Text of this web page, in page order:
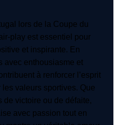
lors de la Coupe du
play est essentiel pour
et inspirante. En
avec enthousiasme et
à renforcer l’esprit
les valeurs sportives. Que
de victoire ou de défaite,
avec passion tout en